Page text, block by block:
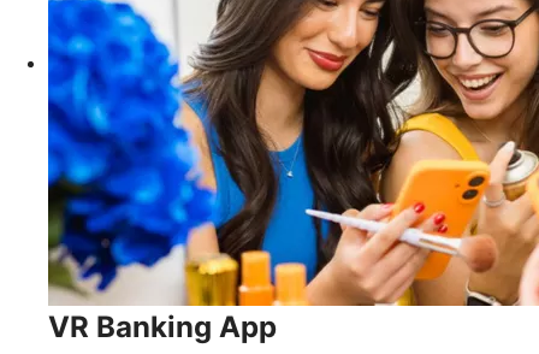
VR Banking App